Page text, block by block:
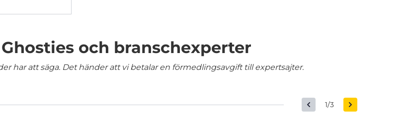
och branschexperter
har att säga. Det händer att vi betalar en förmedlingsavgift till expertsajter.
1/3